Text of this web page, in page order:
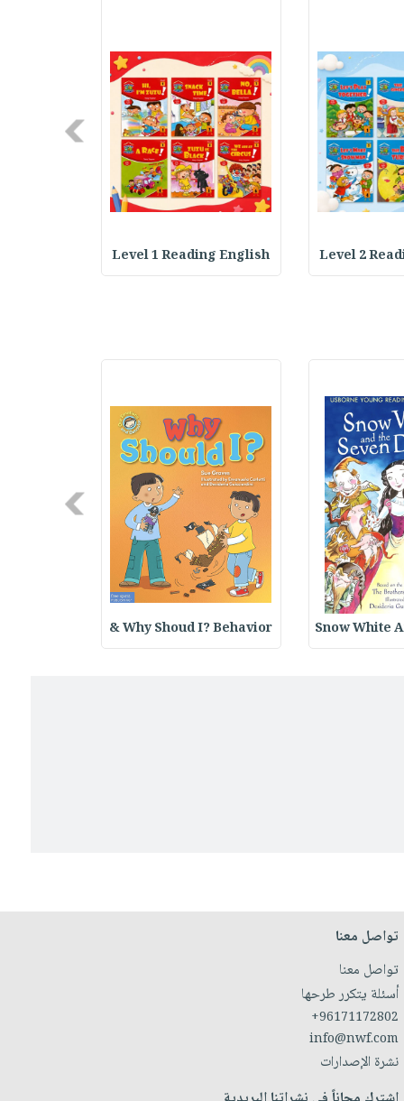
Level 2
Level 1 Reading English
Next
Snow White
Why Shoud I? Behavior &
Next
تواصل معنا
تواصل معنا
أسئلة يتكرر طرحها
+96171172802
info@nwf.com
نشرة الإصدارات